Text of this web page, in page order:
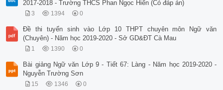
2017-2018 - Trường THCS Phan Ngọc Hiển (Có đáp án)
3 1394 0
Đề thi tuyển sinh vào Lớp 10 THPT chuyên môn Ngữ văn
(Chuyên) - Năm học 2019-2020 - Sở GD&ĐT Cà Mau
1 1390 0
Bài giảng Ngữ văn Lớp 9 - Tiết 67: Làng - Năm học 2019-2020 -
Nguyễn Trường Sơn
15 1346 0